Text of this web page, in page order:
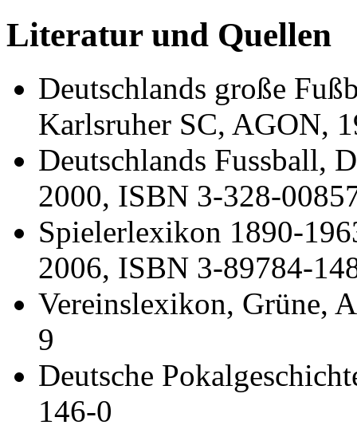
Literatur und Quellen
Deutschlands große
Karlsruher SC, AGON,
Deutschlands Fussball,
2000, ISBN 3-328-
Spielerlexikon 1890-
2006, ISBN 3-89784-
Vereinslexikon, Grüne,
9
Deutsche
146-0